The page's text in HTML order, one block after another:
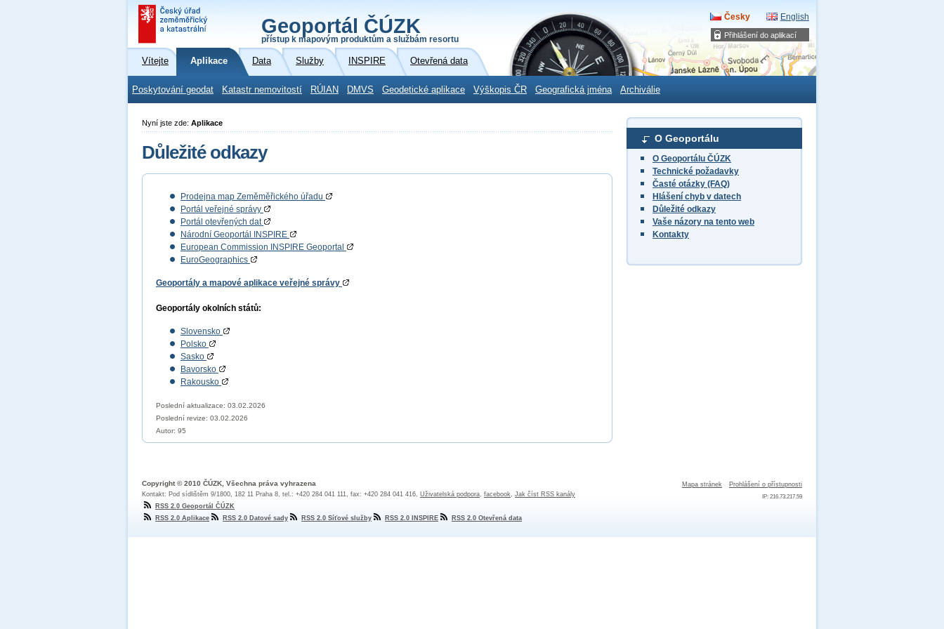
Přihlášení do aplikací
Geoportál ČÚZK
přístup k mapovým produktům a službám resortu
Česky English
Vítejte Aplikace Data Služby INSPIRE Otevřená data
Poskytování geodat Katastr nemovitostí RÚIAN DMVS Geodetické aplikace Výškopis ČR Geografická jména Archiválie
O Geoportálu
O Geoportálu ČÚZK
Technické požadavky
Časté otázky (FAQ)
Hlášení chyb v datech
Důležité odkazy
Vaše názory na tento web
Kontakty
Nyní jste zde: Aplikace
Důležité odkazy
Prodejna map Zeměměřického úřadu
Portál veřejné správy
Portál otevřených dat
Národní Geoportál INSPIRE
European Commission INSPIRE Geoportal
EuroGeographics
Geoportály a mapové aplikace veřejné správy
Geoportály okolních států:
Slovensko
Polsko
Sasko
Bavorsko
Rakousko
Poslední aktualizace: 03.02.2026
Poslední revize: 03.02.2026
Autor: 95
Mapa stránek Prohlášení o přístupnosti
IP: 216.73.217.59
Copyright © 2010 ČÚZK, Všechna práva vyhrazena
Kontakt: Pod sídlištěm 9/1800, 182 11 Praha 8, tel.: +420 284 041 111, fax: +420 284 041 416, Uživatelská podpora, facebook, Jak číst RSS kanály
RSS 2.0 Geoportál ČÚZK
RSS 2.0 Aplikace
RSS 2.0 Datové sady RSS 2.0 Síťové služby RSS 2.0 INSPIRE RSS 2.0 Otevřená data